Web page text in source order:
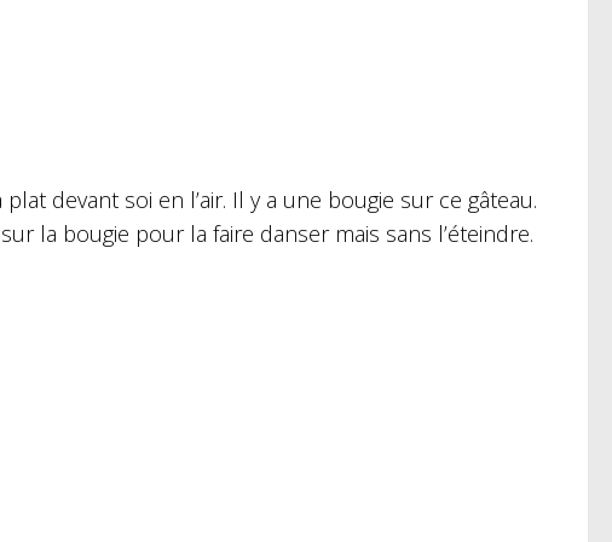
devant soi en l’air. Il y a une bougie sur ce gâteau.
la bougie pour la faire danser mais sans l’éteindre.